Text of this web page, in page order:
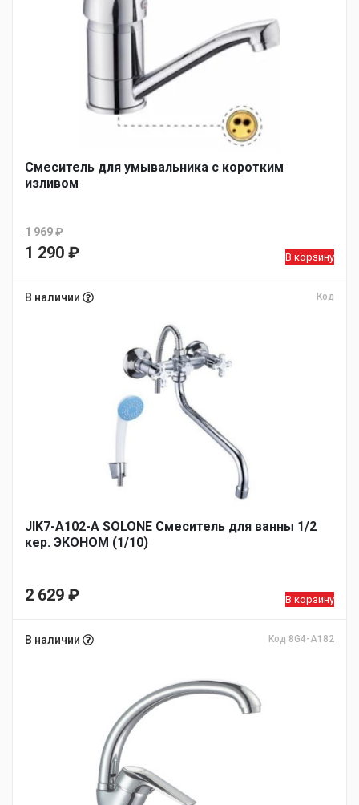
Смеситель для умывальника с коротким
изливом
1 969₽
Первоначальная
составляла
1 290 ₽
цена:
В корзину
В наличии Код
JIK7-A102-А SOLONE Смеситель для ванны 1/2
кер. ЭКОНОМ (1/10)
2 629 ₽ В корзину
В наличии Код 8G4-A182